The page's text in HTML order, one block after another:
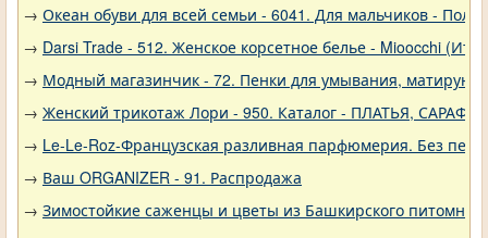
→ Океан обуви для всей семьи - 6041. Для мальчиков -
→ Darsi Trade - 512. Женское корсетное белье - Mioocchi
→ Модный магазинчик - 72. Пенки для умывания,
→ Женский трикотаж Лори - 950. Каталог - ПЛАТЬЯ,
→ Le-Le-Roz-Французская разливная парфюмерия. Без
→ Ваш ORGANIZER - 91. Распродажа
→ Зимостойкие саженцы и цветы из Башкирского